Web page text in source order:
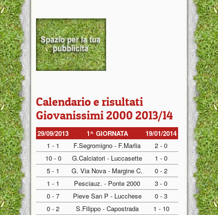
Calendario e risultati
Giovanissimi 2000 2013/14
29/09/2013 1^ GIORNATA
19/01/2014
1 - 1
F.Segromigno - F.Marlia
2 - 0
10 - 0
G.Calciatori - Luccasette
1 - 0
5 - 1
G. Via Nova - Margine C.
0 - 2
1 - 1
Pesciauz. - Ponte 2000
3 - 0
0 - 7
Pieve San P - Lucchese
0 - 3
0 - 2
S.Filippo - Capostrada
1 - 10